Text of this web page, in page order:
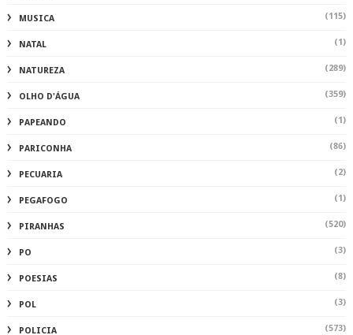
MUSICA (115)
NATAL (1)
NATUREZA (289)
OLHO D'ÁGUA (359)
PAPEANDO (1)
PARICONHA (86)
PECUARIA (2)
PEGAFOGO (1)
PIRANHAS (520)
PO (3)
POESIAS (8)
POL (3)
POLICIA (573)